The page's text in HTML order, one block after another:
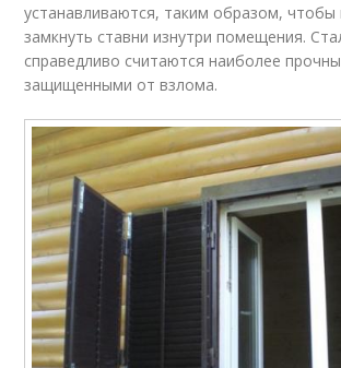
устанавливаются, таким образом,
замкнуть ставни изнутри помещения.
справедливо считаются наиболее
защищенными от взлома.